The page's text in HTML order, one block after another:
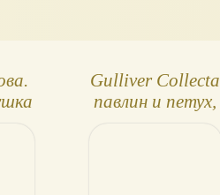
Gulliver Collecta
павлин и петух,